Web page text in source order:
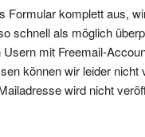
Formular komplett aus,
schnell als möglich
Usern mit Freemail-
können wir leider nicht
wird nicht